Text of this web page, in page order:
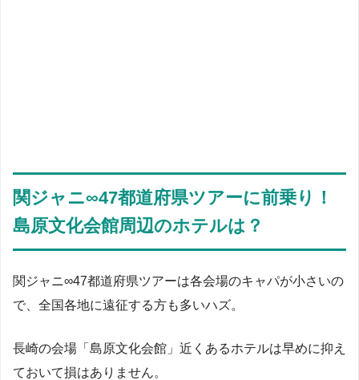
関ジャニ∞47都道府県ツアーに前乗り！
島原文化会館周辺のホテルは？
関ジャニ∞47都道府県ツアーは各会場のキャパが小さいの
で、全国各地に遠征する方も多いハズ。
長崎の会場「島原文化会館」近くあるホテルは早めに抑え
ておいて損はありません。